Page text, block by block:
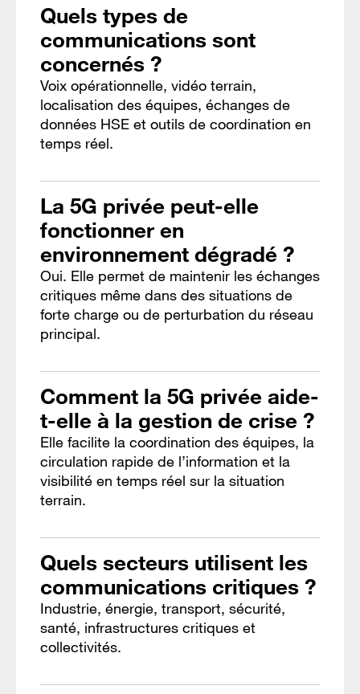
Quels types de
communications sont
concernés ?
Voix opérationnelle, vidéo terrain,
localisation des équipes, échanges de
données HSE et outils de coordination en
temps réel.
La 5G privée peut-elle
fonctionner en
environnement dégradé ?
Oui. Elle permet de maintenir les échanges
critiques même dans des situations de
forte charge ou de perturbation du réseau
principal.
Comment la 5G privée aide-
t-elle à la gestion de crise ?
Elle facilite la coordination des équipes, la
circulation rapide de l’information et la
visibilité en temps réel sur la situation
terrain.
Quels secteurs utilisent les
communications critiques ?
Industrie, énergie, transport, sécurité,
santé, infrastructures critiques et
collectivités.